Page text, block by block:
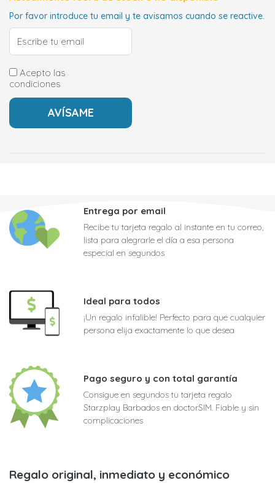
Por favor introduce tu email y te avisamos cuando se reactive.
Acepto las
condiciones
Entrega por email
Recibe tu tarjeta regalo al instante en tu correo,
lista para alegrarle el día a esa persona
especial en segundos
Ideal para todos
¡Un regalo infalible! Perfecto para que cualquier
persona elija exactamente lo que desea
Pago seguro y con total garantía
Consigue en segundos tu tarjeta regalo
Starzplay Barbados en doctorSIM. Fiable y sin
complicaciones
Regalo original, inmediato y económico